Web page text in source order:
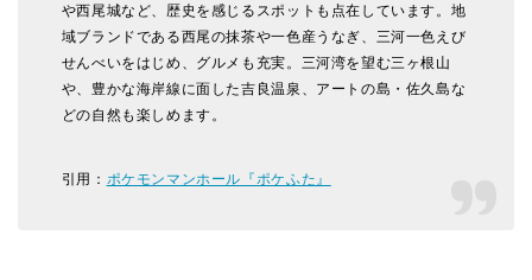
や西尾城など、歴史を感じるスポットも点在しています。地
域ブランドである西尾の抹茶や一色産うなぎ、三河一色えび
せんべいをはじめ、グルメも充実。三河湾を望む三ヶ根山
や、豊かな海岸線に面した吉良温泉、アートの島・佐久島な
どの自然も楽しめます。
引用： ポケモンマンホール『ポケふた』